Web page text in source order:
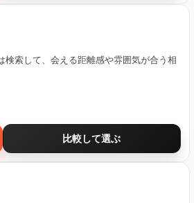
検索して、会える距離感や雰囲気が合う相
比較して選ぶ